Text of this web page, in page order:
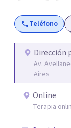
Teléfono
Dirección
Av.
Aires
Online
Terapia